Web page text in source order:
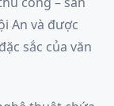
An và được
sắc của văn